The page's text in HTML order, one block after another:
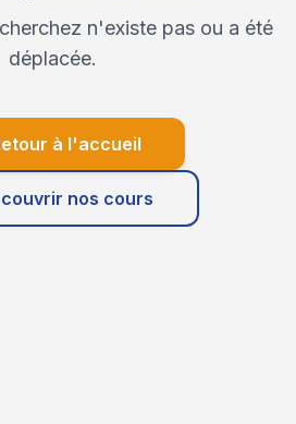
n'existe pas ou a été
déplacée.
à l'accueil
nos cours